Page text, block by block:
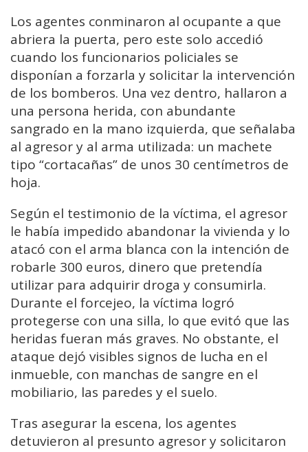
Los agentes conminaron al ocupante a que
abriera la puerta, pero este solo accedió
cuando los funcionarios policiales se
disponían a forzarla y solicitar la intervención
de los bomberos. Una vez dentro, hallaron a
una persona herida, con abundante
sangrado en la mano izquierda, que señalaba
al agresor y al arma utilizada: un machete
tipo “cortacañas” de unos 30 centímetros de
hoja.
Según el testimonio de la víctima, el agresor
le había impedido abandonar la vivienda y lo
atacó con el arma blanca con la intención de
robarle 300 euros, dinero que pretendía
utilizar para adquirir droga y consumirla.
Durante el forcejeo, la víctima logró
protegerse con una silla, lo que evitó que las
heridas fueran más graves. No obstante, el
ataque dejó visibles signos de lucha en el
inmueble, con manchas de sangre en el
mobiliario, las paredes y el suelo.
Tras asegurar la escena, los agentes
detuvieron al presunto agresor y solicitaron